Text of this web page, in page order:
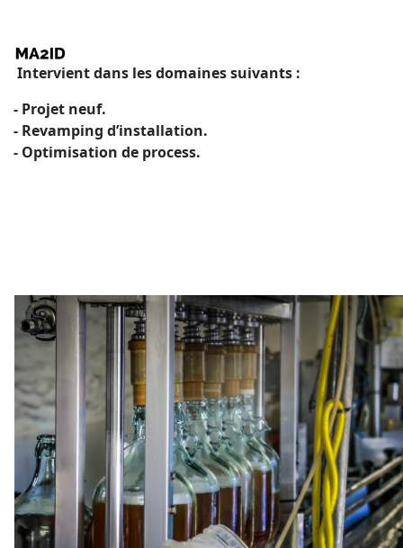
Intervient dans les domaines suivants :
- Projet neuf.
- Revamping d’installation.
- Optimisation de process.